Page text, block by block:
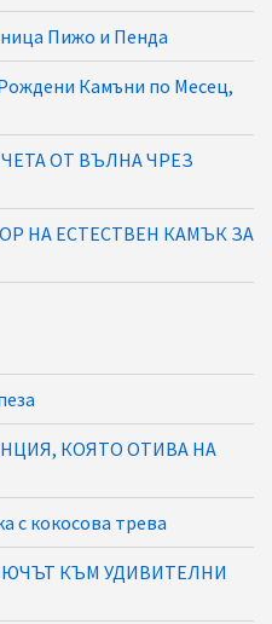
Пижо и Пенда
Камъни по Месец,
ОТ ВЪЛНА ЧРЕЗ
НА ЕСТЕСТВЕН КАМЪК ЗА
КОЯТО ОТИВА НА
с кокосова трева
КЪМ УДИВИТЕЛНИ